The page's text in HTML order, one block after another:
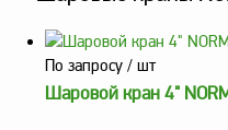
Зарядные станции
для электромобилей
Погружные насосы к
По запросу / шт
Шаровой кран 4"